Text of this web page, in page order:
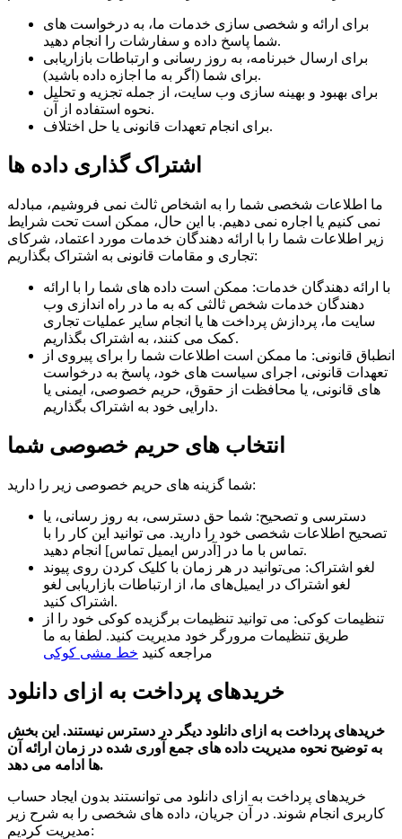
برای ارائه و شخصی سازی خدمات ما، به درخواست های
شما پاسخ داده و سفارشات را انجام دهید.
برای ارسال خبرنامه، به روز رسانی و ارتباطات بازاریابی
برای شما (اگر به ما اجازه داده باشید).
برای بهبود و بهینه سازی وب سایت، از جمله تجزیه و تحلیل
نحوه استفاده از آن.
برای انجام تعهدات قانونی یا حل اختلاف.
اشتراک گذاری داده ها
ما اطلاعات شخصی شما را به اشخاص ثالث نمی فروشیم، مبادله
نمی کنیم یا اجاره نمی دهیم. با این حال، ممکن است تحت شرایط
زیر اطلاعات شما را با ارائه دهندگان خدمات مورد اعتماد، شرکای
تجاری و مقامات قانونی به اشتراک بگذاریم:
با ارائه دهندگان خدمات: ممکن است داده های شما را با ارائه
دهندگان خدمات شخص ثالثی که به ما در راه اندازی وب
سایت ما، پردازش پرداخت ها یا انجام سایر عملیات تجاری
کمک می کنند، به اشتراک بگذاریم.
انطباق قانونی: ما ممکن است اطلاعات شما را برای پیروی از
تعهدات قانونی، اجرای سیاست های خود، پاسخ به درخواست
های قانونی، یا محافظت از حقوق، حریم خصوصی، ایمنی یا
دارایی خود به اشتراک بگذاریم.
انتخاب های حریم خصوصی شما
شما گزینه های حریم خصوصی زیر را دارید:
دسترسی و تصحیح: شما حق دسترسی، به روز رسانی، یا
تصحیح اطلاعات شخصی خود را دارید. می توانید این کار را با
تماس با ما در [آدرس ایمیل تماس] انجام دهید.
لغو اشتراک: می‌توانید در هر زمان با کلیک کردن روی پیوند
لغو اشتراک در ایمیل‌های ما، از ارتباطات بازاریابی لغو
اشتراک کنید.
تنظیمات کوکی: می توانید تنظیمات برگزیده کوکی خود را از
طریق تنظیمات مرورگر خود مدیریت کنید. لطفا به ما
مراجعه کنید خط مشی کوکی
خریدهای پرداخت به ازای دانلود
خریدهای پرداخت به ازای دانلود دیگر در دسترس نیستند. این بخش
به توضیح نحوه مدیریت داده های جمع آوری شده در زمان ارائه آن
ها ادامه می دهد.
خریدهای پرداخت به ازای دانلود می توانستند بدون ایجاد حساب
کاربری انجام شوند. در آن جریان، داده های شخصی را به شرح زیر
مدیریت کردیم: